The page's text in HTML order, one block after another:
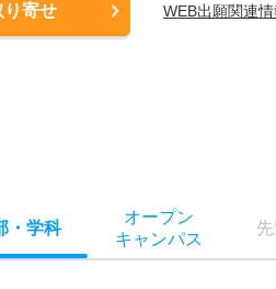
寄せ WEB出願関連情
・ 学科
オープン
キャンパス